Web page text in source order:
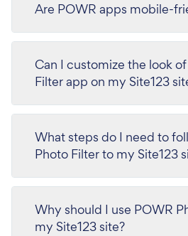
Are POWR apps mobile-
Can I customize the look
Filter app on my Site123
What steps do I need to
Photo Filter to my Site123
Why should I use POWR
my Site123 site?